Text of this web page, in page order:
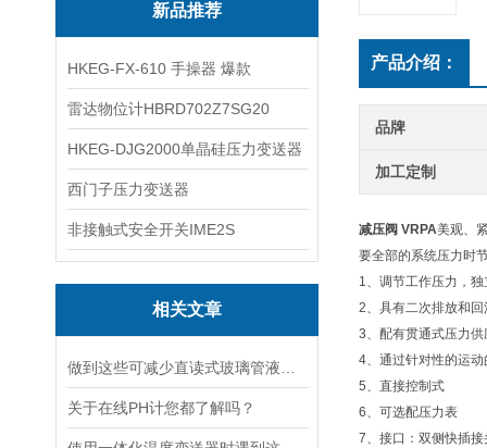
新品推荐
HKEG-FX-610 手操器 爆款
雷达物位计HBRD702Z7SG20
HKEG-DJG2000单晶硅压力变送器
西门子压力变送器
非接触式安全开关IME2S
相关文章
关于在线PH计您都了解吗？
产品介绍：
品牌
加工定制
减压阀 VRPA美观、
要全部的系统压力时
1、调节工作压力，
2、具有二次排放和回
3、配有贯通式压力
4、通过针对性的运
5、直接控制式
6、可选配压力表
7、接口：双侧快插